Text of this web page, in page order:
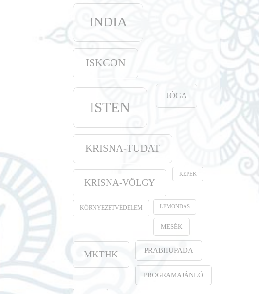
INDIA
ISKCON
ISTEN
JÓGA
KRISNA-TUDAT
KRISNA-VÖLGY
KÉPEK
KÖRNYEZETVÉDELEM LEMONDÁS
MESÉK
MKTHK PRABHUPADA
PROGRAMAJÁNLÓ